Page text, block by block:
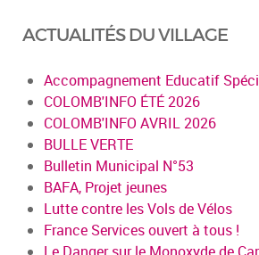
ACTUALITÉS DU VILLAGE
Accompagnement Educatif
COLOMB'INFO ÉTÉ 2026
COLOMB'INFO AVRIL 2026
BULLE VERTE
Bulletin Municipal N°53
BAFA, Projet jeunes
Lutte contre les Vols de Vélos
France Services ouvert à tous !